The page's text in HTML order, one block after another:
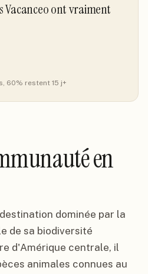
Vacanceo ont vraiment
, 60% restent 15 j+
en
dominée par la
de sa biodiversité
d'Amérique centrale, il
animales connues au